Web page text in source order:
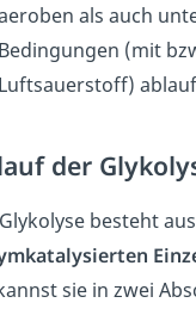
als auch
Bedingungen (mit
Luftsauerstoff)
der
besteht aus
sie in zwei